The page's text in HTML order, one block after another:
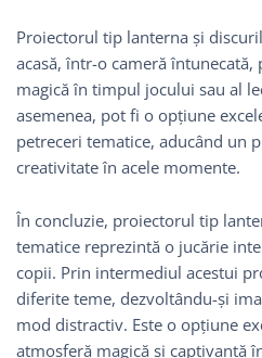
Proiectorul tip lanterna și
acasă, într-o cameră
magică în timpul jocului sau al
asemenea, pot fi o opțiune
petreceri tematice, aducând un
creativitate în acele momente.
În concluzie, proiectorul tip
tematice reprezintă o jucărie
copii. Prin intermediul acestui
diferite teme, dezvoltându-și
mod distractiv. Este o opțiune
atmosferă magică și captivantă